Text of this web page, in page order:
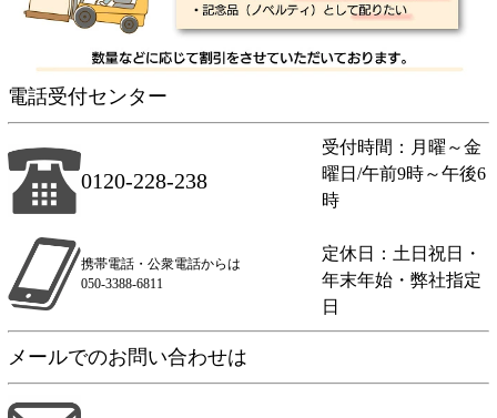
電話受付センター
0120-228-238
受付時間：月曜～金
曜日/午前9時～午後6
時
定休日：土日祝日・
年末年始・弊社指定
日
携帯電話・公衆電話からは
050-3388-6811
メールでのお問い合わせは